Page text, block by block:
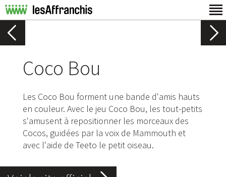
Coco Bou
Les Coco Bou forment une bande d'amis hauts
en couleur. Avec le jeu Coco Bou, les tout-petits
s'amusent à repositionner les morceaux des
Cocos, guidées par la voix de Mammouth et
avec l'aide de Teeto le petit oiseau.